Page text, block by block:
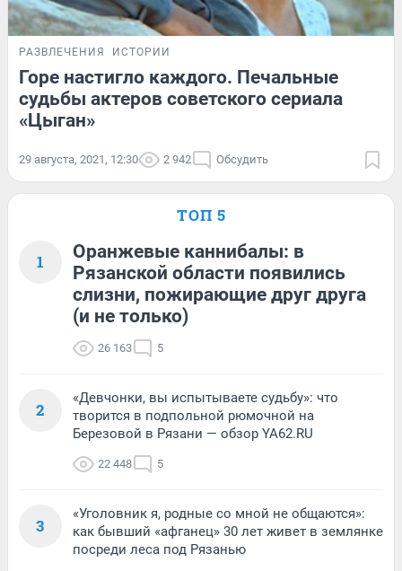
РАЗВЛЕЧЕНИЯ ИСТОРИИ
Горе настигло каждого. Печальные
судьбы актеров советского сериала
«Цыган»
29 августа, 2021, 12:30 2 942 Обсудить
ТОП 5
1
Оранжевые каннибалы: в
Рязанской области появились
слизни, пожирающие друг друга
(и не только)
26 163 5
2
«Девчонки, вы испытываете судьбу»: что
творится в подпольной рюмочной на
Березовой в Рязани — обзор YA62.RU
22 448 5
3
«Уголовник я, родные со мной не общаются»:
как бывший «афганец» 30 лет живет в землянке
посреди леса под Рязанью